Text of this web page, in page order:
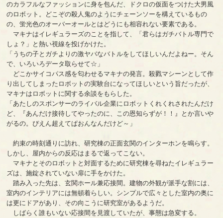
のカラフルなファッションに身を包んだ、ドクロの仮面をつけた大男風
のロボット。どこぞの殺人鬼のようにチェーンソーを構えているもの
の、蛍光色のオーバーオールとはどうにも相容れない要素である。
マキナはイレギュラーズのことを指して、「君らはガチバトル専門で
しょ？」と熱い視線を投げかけた。
「うちの子とガチよりの激ヤバなバトルをしてほしいんだよねー。そん
で、いろいろデータ取らせて☆」
どこかサイコパス感を匂わせるマキナの発言。殺戮マシーンとして作
り出してしまったロボットの実験台になってほしいという旨だったが、
マキナはロボットに関する余談をもらした。
「あたしのスポンサーのライバル企業にロボットくれくれされたんだけ
ど、『あんだけ接待してやったのに、この恩知らずが！！』とか言いや
がるの。ぴえん超えてぱおんなんだけど～」
約束の時刻通りに訪れ、研究棟の正面玄関のインターホンを鳴らす。
しかし、屋内からの反応はまるで返ってこない。
マキナとそのロボットと対面するために研究棟を尋ねたイレギュラー
ズは、施錠されていない扉に手をかけた。
踏み入った先は、玄関ホール兼応接間。建物の外観が派手な割には、
室内のインテリアには無頓着らしい。シンプルで広々とした室内の奥に
は更にドアがあり、その向こうに研究室があるようだ。
しばらく誰もいない応接間を見渡していたが、事態は急変する。